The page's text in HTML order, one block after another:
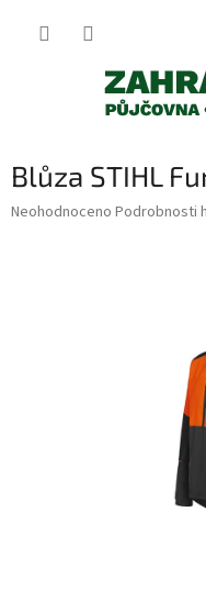
Blůza STIHL
Průměrné
Neohodnoceno Podrobnosti